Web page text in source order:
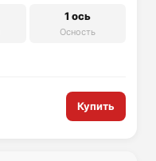
1 ось
Осность
Купить